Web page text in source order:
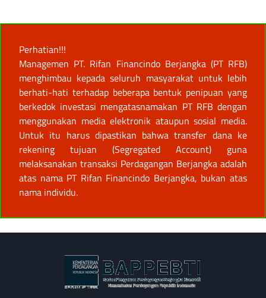
Perhatian!!!
Managemen PT. Rifan Financindo Berjangka (PT RFB)
menghimbau kepada seluruh masyarakat untuk lebih
berhati-hati terhadap beberapa bentuk penipuan yang
berkedok investasi mengatasnamakan PT RFB dengan
menggunakan media elektronik ataupun sosial media.
Untuk itu harus dipastikan bahwa transfer dana ke
rekening tujuan (Segregated Account) guna
melaksanakan transaksi Perdagangan Berjangka adalah
atas nama PT Rifan Financindo Berjangka, bukan atas
nama individu.